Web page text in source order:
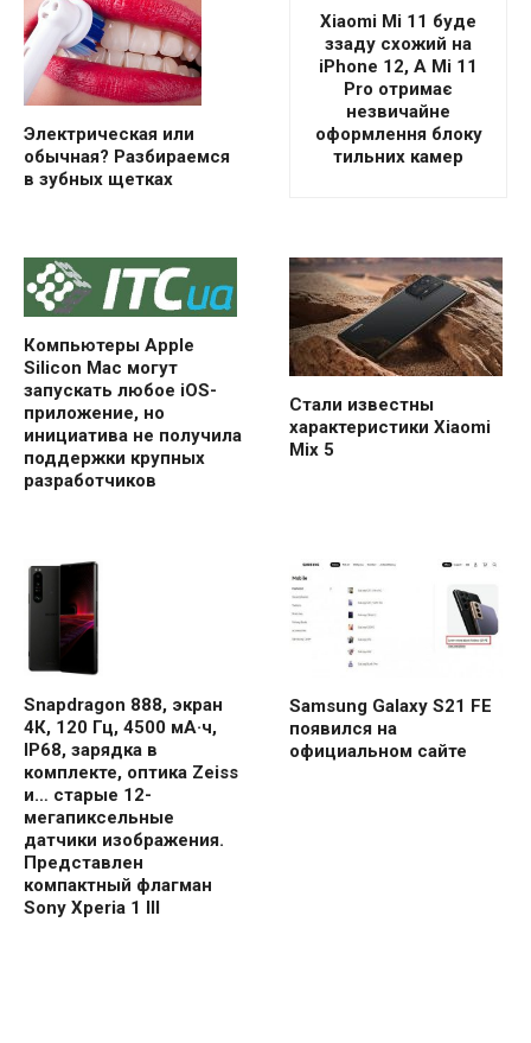
Электрическая или
обычная? Разбираемся
в зубных щетках
Xiaomi Mi 11 буде
ззаду схожий на
iPhone 12, А Mi 11
Pro отримає
незвичайне
оформлення блоку
тильних камер
Компьютеры Apple
Silicon Mac могут
запускать любое iOS-
приложение, но
инициатива не получила
поддержки крупных
разработчиков
Стали известны
характеристики Xiaomi
Mix 5
Snapdragon 888, экран
4К, 120 Гц, 4500 мА·ч,
IP68, зарядка в
комплекте, оптика Zeiss
и… старые 12-
мегапиксельные
датчики изображения.
Представлен
компактный флагман
Sony Xperia 1 III
Samsung Galaxy S21 FE
появился на
официальном сайте